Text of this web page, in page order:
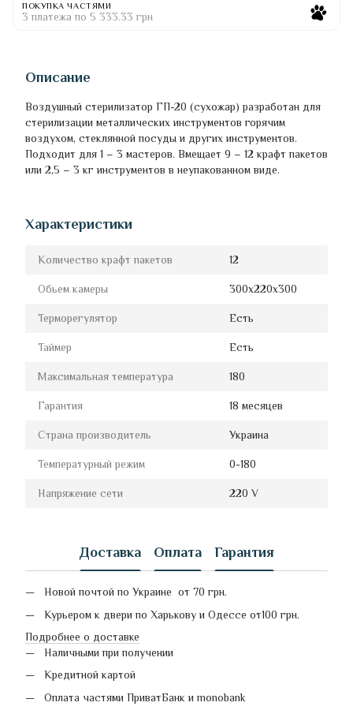
ПОКУПКА ЧАСТЯМИ
3 платежа по 5 333.33 грн
Описание
Воздушный стерилизатор ГП-20 (сухожар) разработан для
стерилизации металлических инструментов горячим
воздухом, стеклянной посуды и других инструментов.
Подходит для 1 – 3 мастеров. Вмещает 9 – 12 крафт пакетов
или 2,5 – 3 кг инструментов в неупакованном виде.
Характеристики
Количество крафт пакетов 12
Обьем камеры 300х220х300
Терморегулятор Есть
Таймер Есть
Максимальная температура 180
Гарантия 18 месяцев
Страна производитель Украина
Температурный режим 0-180
Напряжение сети 220 V
Доставка Оплата Гарантия
Новой почтой по Украине от 70 грн.
Курьером к двери по Харькову и Одессе от100 грн.
Подробнее о доставке
Наличными при получении
Кредитной картой
Оплата частями ПриватБанк и monobank